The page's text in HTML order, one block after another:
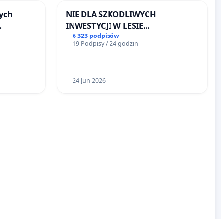
NIE DLA SZKODLIWYCH
INWESTYCJI W LESIE
ŁAGIEWNICKIM I ARTURÓWKU
6 323 podpisów
19 Podpisy / 24 godzin
24 Jun 2026